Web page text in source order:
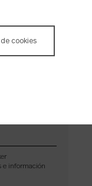
e información
cookies